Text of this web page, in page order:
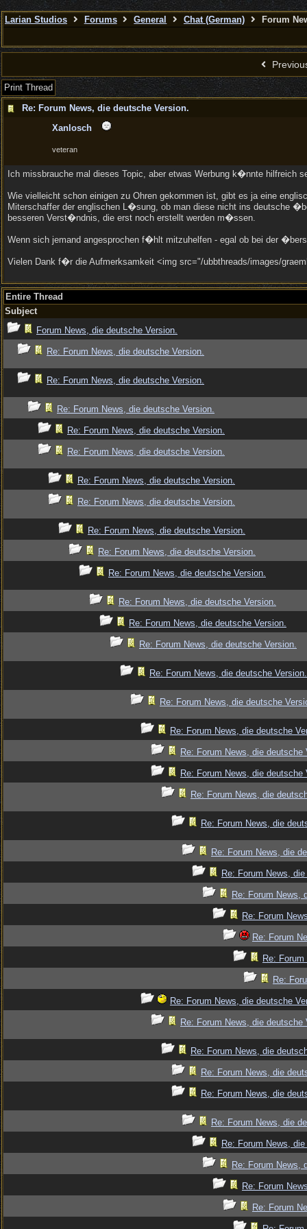
Larian Studios Forums General Chat (German) Forum
Print Thread
Re: Forum News, die deutsche Version.
Xanlosch
veteran
Ich missbrauche mal dieses Topic, aber etwas Werbung k�nnte hilfreich
Wie vielleicht schon einigen zu Ohren gekommen ist, gibt es ja eine
Miterschaffer der englischen L�sung, ob man diese nicht ins deutsche
besseren Verst�ndnis, die erst noch erstellt werden m�ssen.
Wenn sich jemand angesprochen f�hlt mitzuhelfen - egal ob bei der
Vielen Dank f�r die Aufmerksamkeit <img src="/ubbthreads/images/
Entire Thread
Subject
Forum News, die deutsche Version.
Re: Forum News, die deutsche Version.
Re: Forum News, die deutsche Version.
Re: Forum News, die deutsche Version.
Re: Forum News, die deutsche Version.
Re: Forum News, die deutsche Version.
Re: Forum News, die deutsche Version.
Re: Forum News, die deutsche Version.
Re: Forum News, die deutsche Version.
Re: Forum News, die deutsche Version.
Re: Forum News, die deutsche Version.
Re: Forum News, die deutsche Version.
Re: Forum News, die deutsche Version.
Re: Forum News, die deutsche Version.
Re: Forum News, die deutsche Version.
Re: Forum News, die deutsche
Re: Forum News, die deutsche
Re: Forum News, die deutsche
Re: Forum News, die deutsche
Re: Forum News, die
Re: Forum News, die
Re: Forum News, die
Re: Forum News,
Re: Forum News,
Re: Forum
Re: Forum
Re:
Re:
Re: Forum News, die deutsche
Re: Forum News, die deutsche
Re: Forum News, die
Re: Forum News, die
Re: Forum News, die
Re: Forum News, die
Re: Forum News,
Re: Forum News,
Re: Forum
Re: Forum